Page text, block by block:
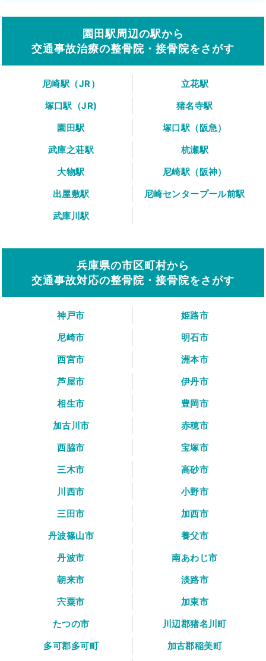
園田駅周辺の駅から
交通事故治療の整骨院・接骨院をさがす
尼崎駅（JR）
立花駅
塚口駅（JR)
猪名寺駅
園田駅
塚口駅（阪急）
武庫之荘駅
杭瀬駅
大物駅
尼崎駅（阪神）
出屋敷駅
尼崎センタープール前駅
武庫川駅
兵庫県の市区町村から
交通事故対応の整骨院・接骨院をさがす
神戸市
姫路市
尼崎市
明石市
西宮市
洲本市
芦屋市
伊丹市
相生市
豊岡市
加古川市
赤穂市
西脇市
宝塚市
三木市
高砂市
川西市
小野市
三田市
加西市
丹波篠山市
養父市
丹波市
南あわじ市
朝来市
淡路市
宍粟市
加東市
たつの市
川辺郡猪名川町
多可郡多可町
加古郡稲美町